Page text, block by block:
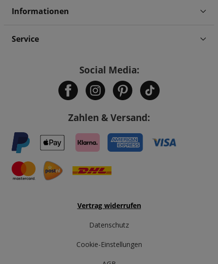
Informationen
Service
Social Media:
Zahlen & Versand:
Vertrag widerrufen
Datenschutz
Cookie-Einstellungen